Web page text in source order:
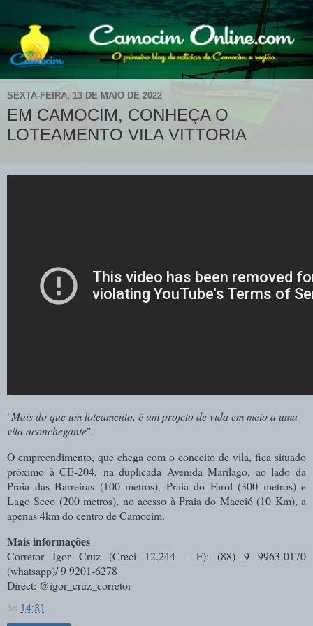
SEXTA-FEIRA, 13 DE MAIO DE 2022
EM CAMOCIM, CONHEÇA O
LOTEAMENTO VILA VITTORIA
"Mais do que um loteamento, é um projeto de vida em meio a uma
vila aconchegante".
O empreendimento, que chega com o conceito de vila, fica situado
próximo à CE-204, na duplicada Avenida Marilago, ao lado da
Praia das Barreiras (100 metros), Praia do Farol (300 metros) e
Lago Seco (200 metros), no acesso à Praia do Maceió (10 Km), a
apenas 4km do centro de Camocim.
Mais informações
Corretor Igor Cruz (Creci 12.244 - F): (88) 9 9963-0170
(whatsapp)/ 9 9201-6278
Direct: @igor_cruz_corretor
às 14:31